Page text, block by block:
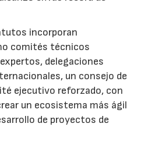
incorporan
comités técnicos
delegaciones
un consejo de
ejecutivo reforzado, con
un ecosistema más ágil
de proyectos de